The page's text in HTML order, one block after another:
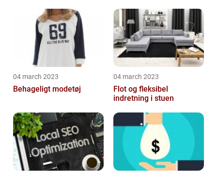
04 march 2023
Behageligt modetøj
04 march 2023
Flot og fleksibel
indretning i stuen